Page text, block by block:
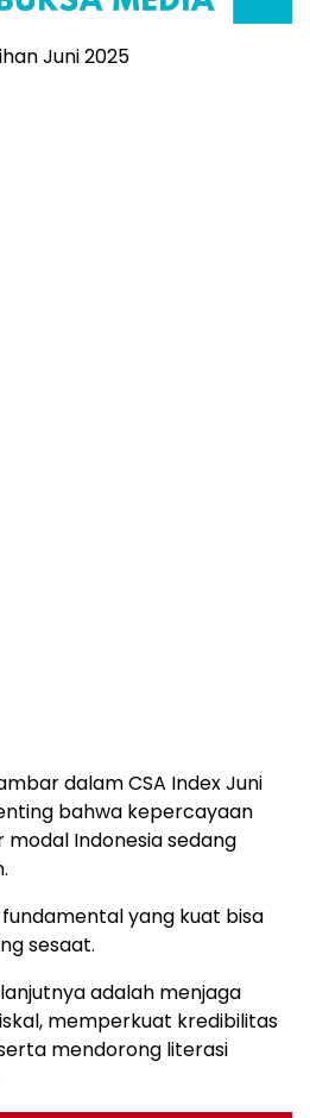
dalam CSA Index Juni
bahwa kepercayaan
Indonesia sedang
yang kuat bisa
sesaat.
adalah menjaga
memperkuat kredibilitas
mendorong literasi